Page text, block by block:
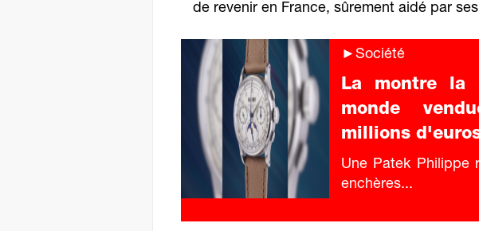
de revenir en France, sûrement aidé par
►Société
La montre la
monde
millions
Une Patek Philippe
enchères...